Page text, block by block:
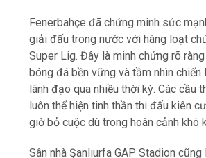
Fenerbahçe đã chứng minh sức
giải đấu trong nước với hàng loạt
Super Lig. Đây là minh chứng rõ
bóng đá bền vững và tầm nhìn chiến
lãnh đạo qua nhiều thời kỳ. Các cầu
luôn thể hiện tinh thần thi đấu kiên
giờ bỏ cuộc dù trong hoàn cảnh khó
Sân nhà Şanlıurfa GAP Stadion